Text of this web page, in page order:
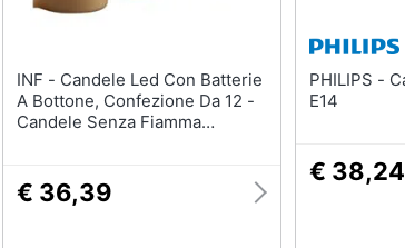
Tessili
Tende da sole
Materasso matrimoniale
Illuminazione
Lampadari
Lampadari moderni
INF - Candele Led Con Batterie
A Bottone, Confezione Da 12 -
Candele Senza Fiamma
€ 36,39
PHILIPS - Candela LED 2.5W
E14
€ 38,24